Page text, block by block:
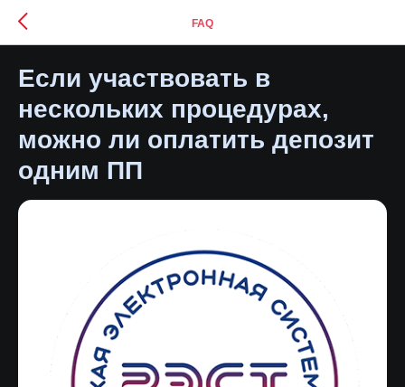
FAQ
Если участвовать в
нескольких процедурах,
можно ли оплатить депозит
одним ПП